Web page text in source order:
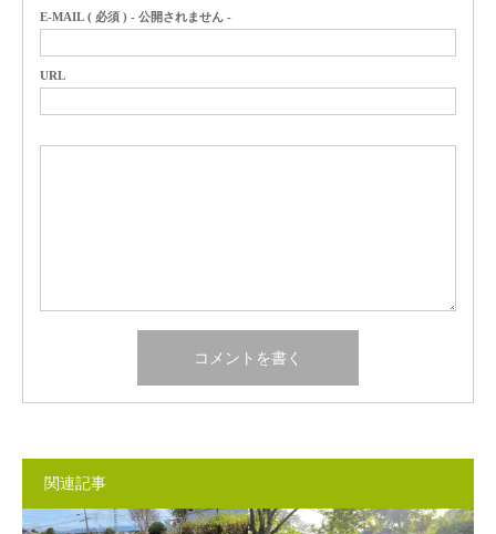
E-MAIL ( 必須 ) - 公開されません -
URL
関連記事